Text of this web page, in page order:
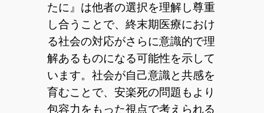
たに』は他者の選択を理解し尊重
し合うことで、終末期医療におけ
る社会の対応がさらに意識的で理
解あるものになる可能性を示して
います。社会が自己意識と共感を
育むことで、安楽死の問題もより
包容力をもった視点で考えられる